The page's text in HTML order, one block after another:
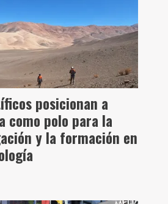
posicionan a
como polo para la
y la formación en